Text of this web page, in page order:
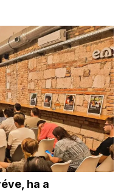
ha a